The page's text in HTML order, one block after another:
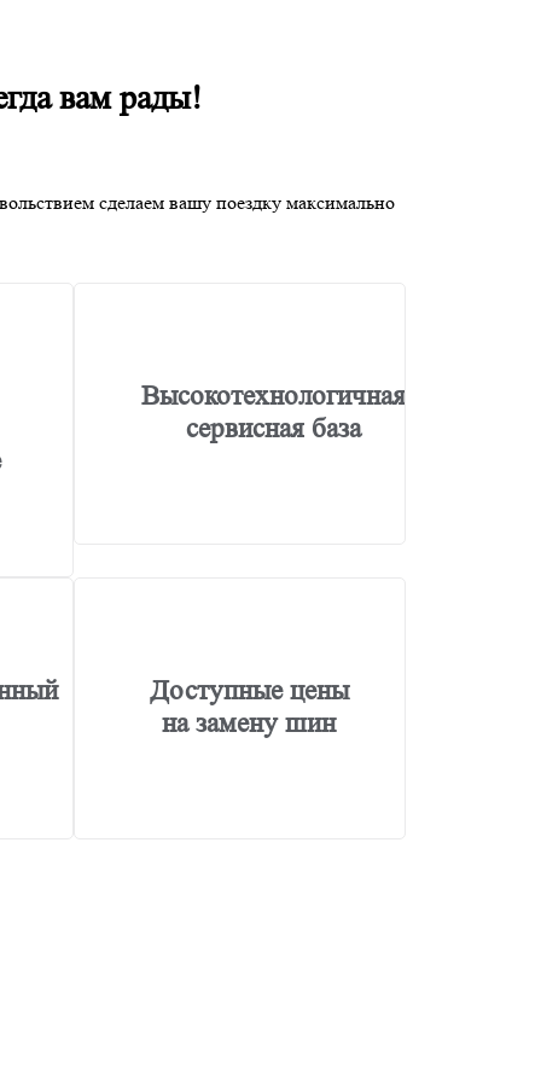
вам рады!
сделаем вашу поездку максимально
Высокотехнологичная
сервисная база
Доступные цены
на замену шин